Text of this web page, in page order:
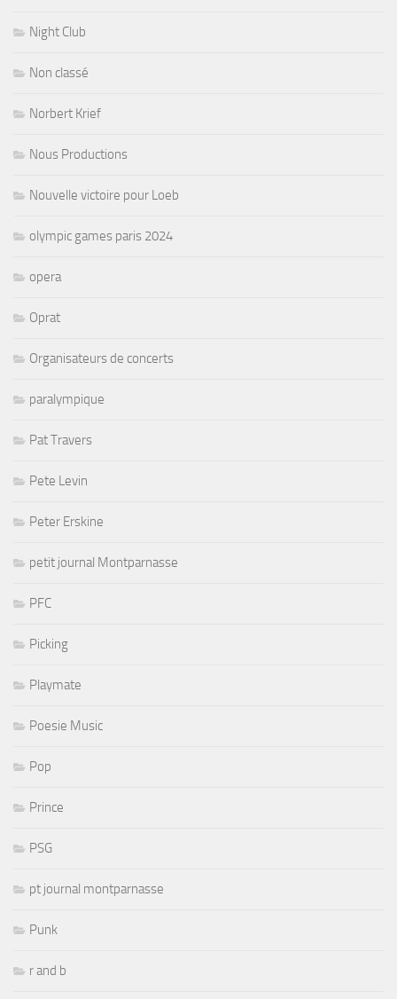
Night Club
Non classé
Norbert Krief
Nous Productions
Nouvelle victoire pour Loeb
olympic games paris 2024
opera
Oprat
Organisateurs de concerts
paralympique
Pat Travers
Pete Levin
Peter Erskine
petit journal Montparnasse
PFC
Picking
Playmate
Poesie Music
Pop
Prince
PSG
pt journal montparnasse
Punk
r and b